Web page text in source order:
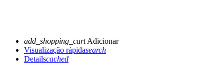
add_shopping_cartAdicionar
Visualização rápidasearch
Detailscached